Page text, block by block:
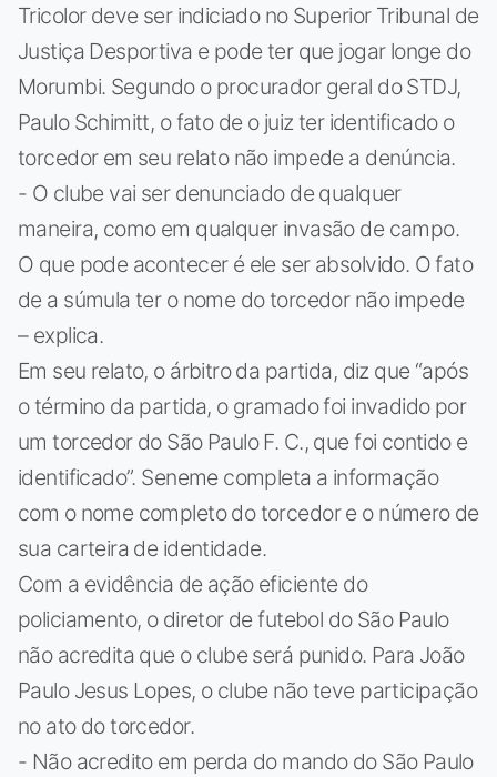
Tricolor deve ser indiciado no Superior Tribunal de
Justiça Desportiva e pode ter que jogar longe do
Morumbi. Segundo o procurador geral do STDJ,
Paulo Schimitt, o fato de o juiz ter identificado o
torcedor em seu relato não impede a denúncia.
- O clube vai ser denunciado de qualquer
maneira, como em qualquer invasão de campo.
O que pode acontecer é ele ser absolvido. O fato
de a súmula ter o nome do torcedor não impede
– explica.
Em seu relato, o árbitro da partida, diz que “após
o término da partida, o gramado foi invadido por
um torcedor do São Paulo F. C., que foi contido e
identificado”. Seneme completa a informação
com o nome completo do torcedor e o número de
sua carteira de identidade.
Com a evidência de ação eficiente do
policiamento, o diretor de futebol do São Paulo
não acredita que o clube será punido. Para João
Paulo Jesus Lopes, o clube não teve participação
no ato do torcedor.
- Não acredito em perda do mando do São Paulo